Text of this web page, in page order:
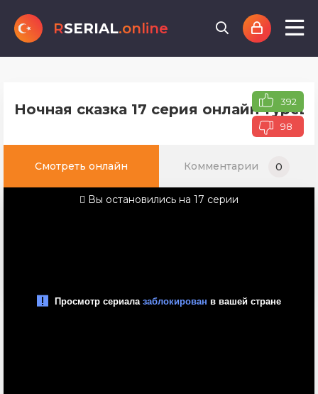
RSERIAL.online
Ночная сказка 17 серия онлайн 392
98
Смотреть онлайн Комментарии 0
Вы остановились на 17 серии